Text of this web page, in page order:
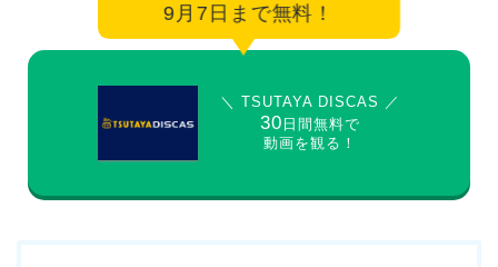
9月7日まで無料！
＼ TSUTAYA DISCAS ／
30 日間無料で
動画を観る！